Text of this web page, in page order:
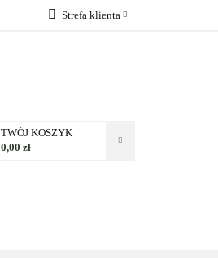
Strefa klienta
TWÓJ KOSZYK
0,00 zł